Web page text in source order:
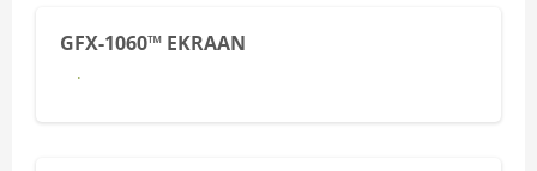
GFX-1060™ EKRAAN
Lähemalt